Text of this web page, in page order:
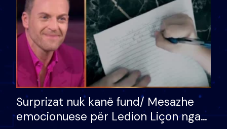
Surprizat nuk kanë fund/ Mesazhe
emocionuese për Ledion Liçon nga